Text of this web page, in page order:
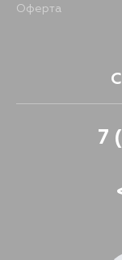
Оферта
7